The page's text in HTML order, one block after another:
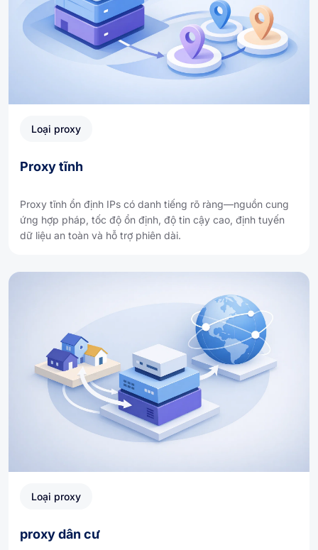
Loại proxy
Proxy tĩnh
Proxy tĩnh ổn định IPs có danh tiếng rõ ràng—nguồn cung
ứng hợp pháp, tốc độ ổn định, độ tin cậy cao, định tuyến
dữ liệu an toàn và hỗ trợ phiên dài.
Loại proxy
proxy dân cư